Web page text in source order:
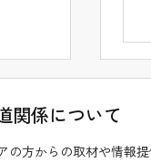
関係について
の方からの取材や情報